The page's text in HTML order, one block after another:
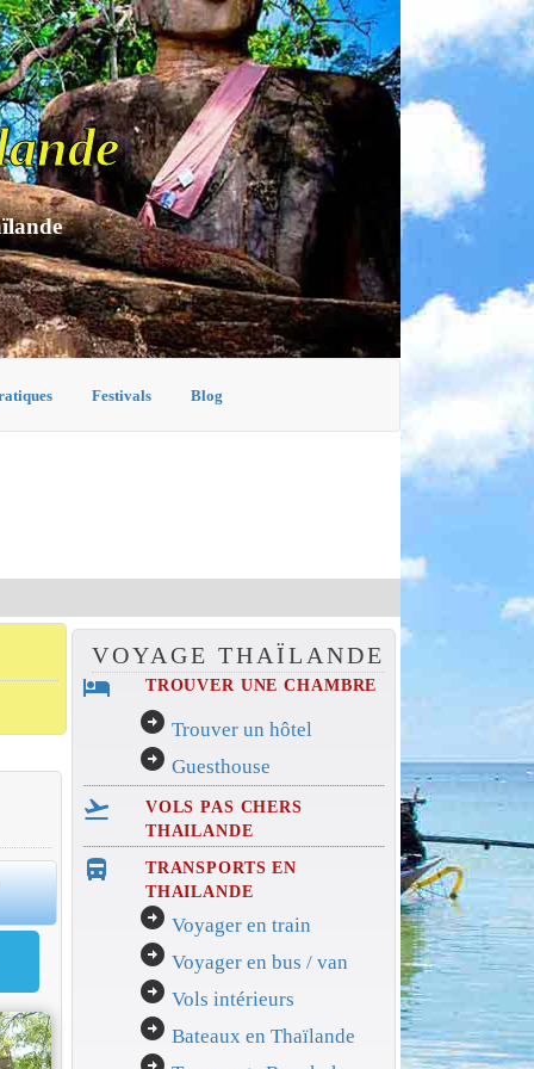
Festivals Blog
VOYAGE THAÏLANDE
hotel TROUVER UNE CHAMBRE
arrow_circle_right Trouver un hôtel
arrow_circle_right Guesthouse
flight_takeoff
VOLS PAS CHERS
THAILANDE
directions_bus_filled
TRANSPORTS EN
THAILANDE
arrow_circle_right Voyager en train
arrow_circle_right Voyager en bus / van
arrow_circle_right Vols intérieurs
arrow_circle_right Bateaux en Thaïlande